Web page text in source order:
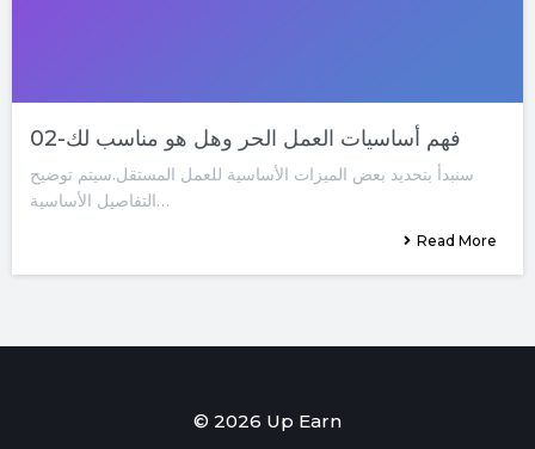
02-فهم أساسيات العمل الحر وهل هو مناسب لك
سنبدأ بتحديد بعض الميزات الأساسية للعمل المستقل.سيتم توضيح
التفاصيل الأساسية…
Read More
© 2026 Up Earn